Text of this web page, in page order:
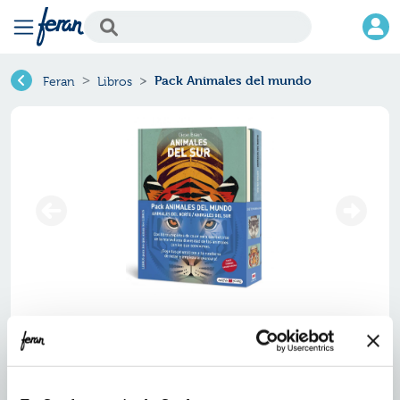
Feran Libros Pack Animales del mundo
Pack animales del mundo
Ref.ZMV-0260443